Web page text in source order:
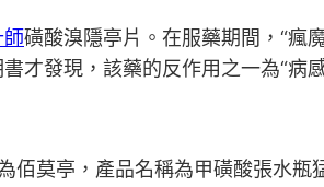
磺酸溴隱亭片。在服藥期間，“瘋
書才發現，該藥的反作用之一為“病
佰莫亭，產品名稱為甲磺酸張水瓶